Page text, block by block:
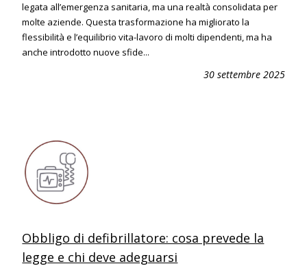
legata all’emergenza sanitaria, ma una realtà consolidata per
molte aziende. Questa trasformazione ha migliorato la
flessibilità e l’equilibrio vita-lavoro di molti dipendenti, ma ha
anche introdotto nuove sfide...
30 settembre 2025
Obbligo di defibrillatore: cosa prevede la
legge e chi deve adeguarsi